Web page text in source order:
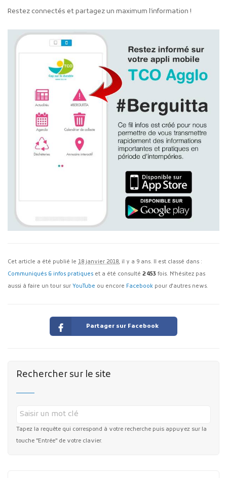
Restez connectés et partagez un maximum l’information !
Cet article a été publié le 18 janvier 2018, il y a 9 ans. Il est classé dans :
Communiqués & infos pratiques et a été consulté 2 453 fois. N'hésitez pas
aussi à faire un tour sur YouTube ou encore Facebook pour d'autres news.
Partager sur Facebook
Rechercher sur le site
Tapez la requête qui correspond à votre recherche puis appuyez sur la
touche "Entrée" de votre clavier.